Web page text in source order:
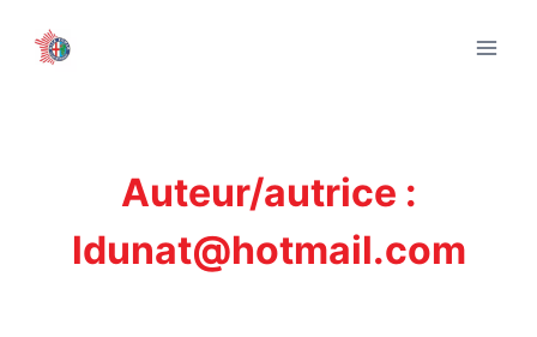
Auteur/autrice :
ldunat@hotmail.com